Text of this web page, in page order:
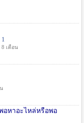
1
8 เดือน
พอหาอะไหล่หรือพอ